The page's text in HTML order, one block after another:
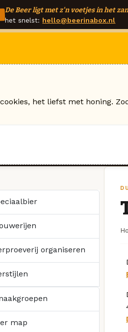
De Beer ligt met z'n voetjes in het
het snelst: hello@beerinabox.nl
organiseren
map
het liefst met honing.